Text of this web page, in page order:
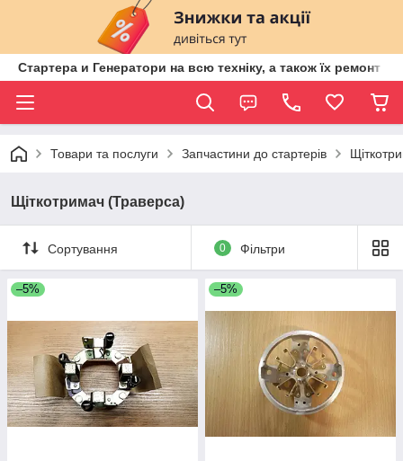
Стартера и Генератори на всю техніку, а також їх ремонт
Товари та послуги Запчастини до стартерів
Щіткотримач (Траверса)
Сортування 0 Фільтри
–5% –5%